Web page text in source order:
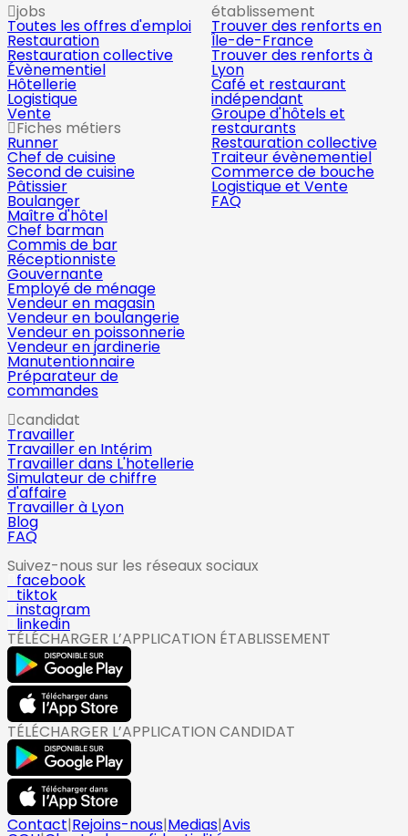
jobs
Toutes les offres d'emploi
Restauration
Restauration collective
Évènementiel
Hôtellerie
Logistique
Vente
Fiches métiers
Runner
Chef de cuisine
Second de cuisine
Pâtissier
Boulanger
Maître d'hôtel
Chef barman
Commis de bar
Réceptionniste
Gouvernante
Employé de ménage
Vendeur en magasin
Vendeur en boulangerie
Vendeur en poissonnerie
Vendeur en jardinerie
Manutentionnaire
Préparateur de
commandes
établissement
Trouver des renforts en
Île-de-France
Trouver des renforts à
Lyon
Café et restaurant
indépendant
Groupe d'hôtels et
restaurants
Restauration collective
Traiteur évènementiel
Commerce de bouche
Logistique et Vente
FAQ
candidat
Travailler
Travailler en Intérim
Travailler dans L'hotellerie
Simulateur de chiffre
d'affaire
Travailler à Lyon
Blog
FAQ
Suivez-nous sur les réseaux sociaux
facebook
tiktok
instagram
linkedin
TÉLÉCHARGER L’APPLICATION ÉTABLISSEMENT
TÉLÉCHARGER L’APPLICATION CANDIDAT
Contact|Rejoins-nous|Medias|Avis